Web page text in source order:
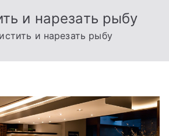
и нарезать рыбу
и нарезать рыбу